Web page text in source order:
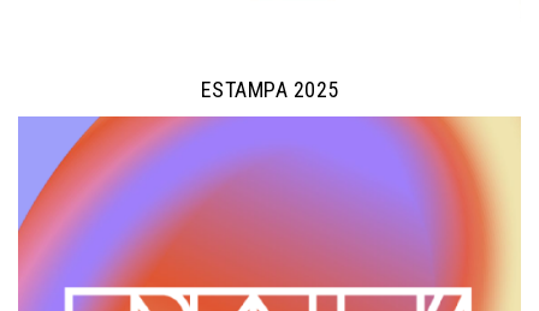
ESTAMPA 2025